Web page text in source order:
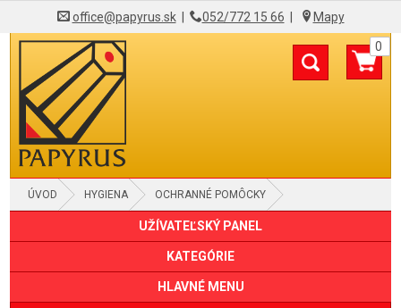
office@papyrus.sk| 052/772 15 66 Mapy
0
ÚVOD HYGIENA OCHRANNÉ POMÔCKY
UŽÍVATEĽSKÝ PANEL
KATEGÓRIE
HLAVNÉ MENU